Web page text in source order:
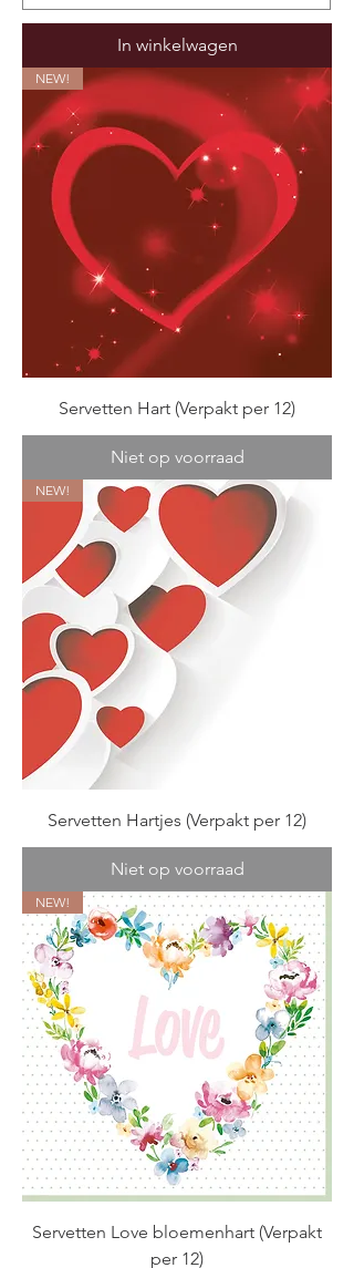
In winkelwagen
NEW!
Servetten Hart (Verpakt per 12)
Niet op voorraad
NEW!
Servetten Hartjes (Verpakt per 12)
Niet op voorraad
NEW!
Servetten Love bloemenhart (Verpakt
per 12)